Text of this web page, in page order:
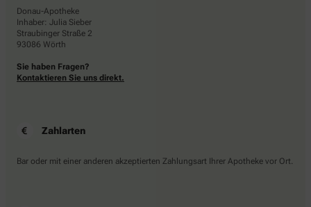
Donau-Apotheke
Inhaber: Julia Sieber
Straubinger Straße 2
93086 Wörth
Sie haben Fragen?
Kontaktieren Sie uns direkt.
Zahlarten
Bar oder mit einer anderen akzeptierten Zahlungsart Ihrer Apotheke vor Ort.